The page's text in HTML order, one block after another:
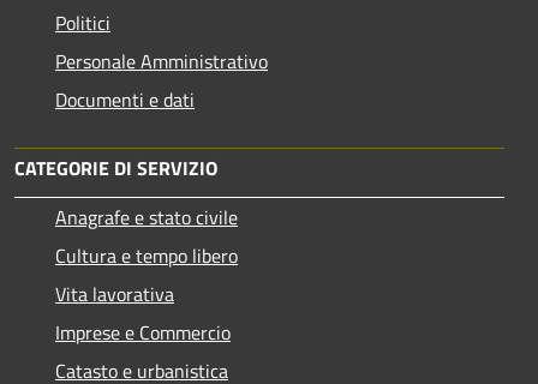
Politici
Personale Amministrativo
Documenti e dati
CATEGORIE DI SERVIZIO
Anagrafe e stato civile
Cultura e tempo libero
Vita lavorativa
Imprese e Commercio
Catasto e urbanistica